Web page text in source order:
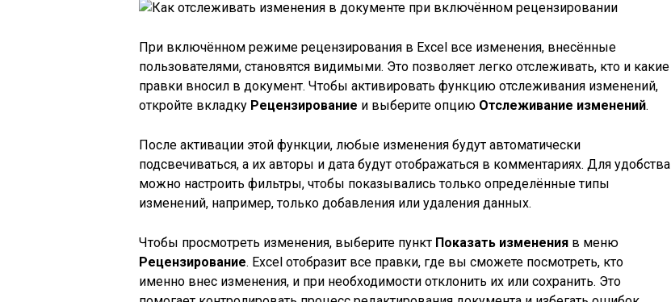
При включённом режиме рецензирования в Excel все изменения, внесённые
пользователями, становятся видимыми. Это позволяет легко отслеживать, кто и какие
правки вносил в документ. Чтобы активировать функцию отслеживания изменений,
откройте вкладку Рецензирование и выберите опцию Отслеживание изменений.
После активации этой функции, любые изменения будут автоматически
подсвечиваться, а их авторы и дата будут отображаться в комментариях. Для удобства
можно настроить фильтры, чтобы показывались только определённые типы
изменений, например, только добавления или удаления данных.
Чтобы просмотреть изменения, выберите пункт Показать изменения в меню
Рецензирование. Excel отобразит все правки, где вы сможете посмотреть, кто
именно внес изменения, и при необходимости отклонить их или сохранить. Это